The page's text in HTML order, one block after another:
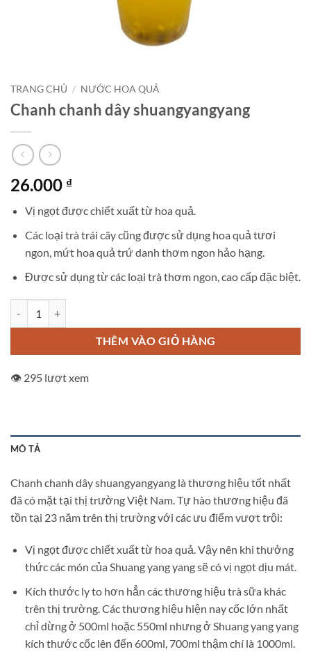
TRANG CHỦ / NƯỚC HOA QUẢ
Chanh chanh dây shuangyangyang
26.000 ₫
Vị ngọt được chiết xuất từ hoa quả.
Các loại trà trái cây cũng được sử dụng hoa quả tươi
ngon, mứt hoa quả trứ danh thơm ngon hảo hạng.
Được sử dụng từ các loại trà thơm ngon, cao cấp đặc biệt.
THÊM VÀO GIỎ HÀNG
👁️ 295 lượt xem
MÔ TẢ
Chanh chanh dây shuangyangyang là thương hiệu tốt nhất
đã có mặt tại thị trường Việt Nam. Tự hào thương hiệu đã
tồn tại 23 năm trên thị trường với các ưu điểm vượt trội:
Vị ngọt được chiết xuất từ hoa quả. Vậy nên khi thưởng
thức các món của Shuang yang yang sẽ có vị ngọt dịu mát.
Kích thước ly to hơn hẳn các thương hiệu trà sữa khác
trên thị trường. Các thương hiệu hiện nay cốc lớn nhất
chỉ dừng ở 500ml hoặc 550ml nhưng ở Shuang yang yang
kích thước cốc lên đến 600ml, 700ml thậm chí là 1000ml.